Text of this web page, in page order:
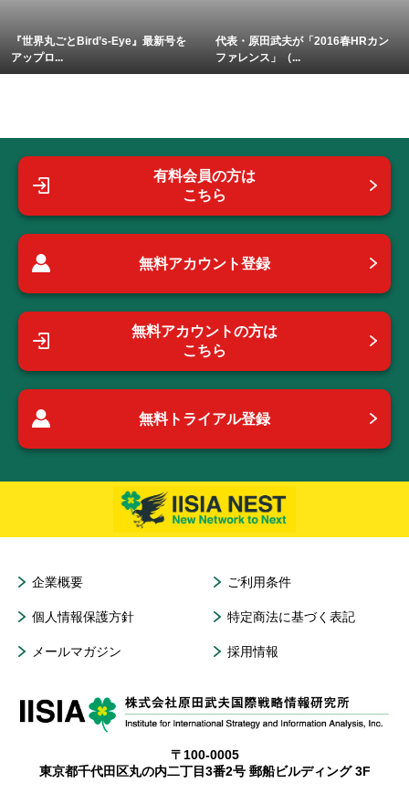
『世界丸ごとBird’s-Eye』最新号を
アップロ...
代表・原田武夫が「2016春HRカン
ファレンス」（...
有料会員の方は
こちら
無料アカウント登録
無料アカウントの方は
こちら
無料トライアル登録
企業概要 ご利用条件
個人情報保護方針 特定商法に基づく表記
メールマガジン 採用情報
〒100-0005
東京都千代田区丸の内二丁目3番2号 郵船ビルディング 3F